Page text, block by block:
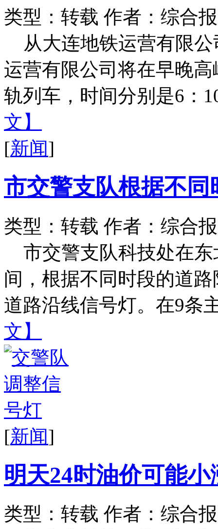
类型：转载 作者：综合
从大连地铁运营有限
运营有限公司将在早晚
轨列车，时间分别是6：
文】
[新闻]
市交警支队根据不
类型：转载 作者：综合
市交警支队科技处在
间，根据不同时段的道
道路沿线信号灯。在9条
文】
[新闻]
明天24时油价可能
类型：转载 作者：综合